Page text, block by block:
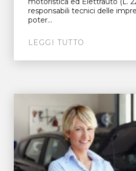
responsabili tecnici delle
poter...
LEGGI TUTTO